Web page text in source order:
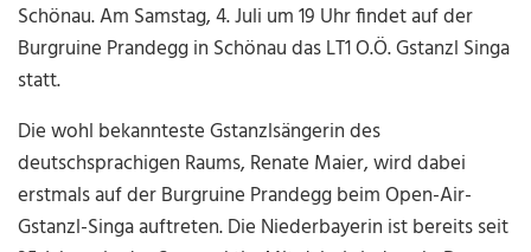
Schönau. Am Samstag, 4. Juli um 19 Uhr findet auf der
Burgruine Prandegg in Schönau das LT1 O.Ö. Gstanzl Singa
statt.
Die wohl bekannteste Gstanzlsängerin des
deutschsprachigen Raums, Renate Maier, wird dabei
erstmals auf der Burgruine Prandegg beim Open-Air-
Gstanzl-Singa auftreten. Die Niederbayerin ist bereits seit